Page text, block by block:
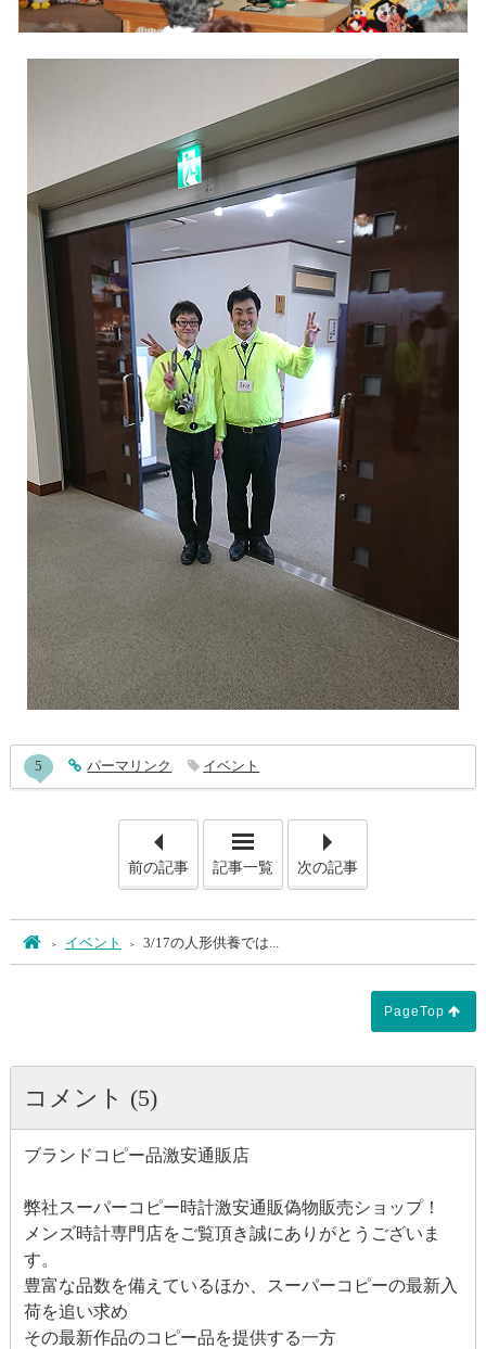
entry794コメント
5 entry794
パーマリンク イベント
前の記事 記事一覧 次の記事
ホームイベント 3/17の人形供養では...
PageTop
コメント (5)
ブランドコピー品激安通販店
弊社スーパーコピー時計激安通販偽物販売ショップ！
メンズ時計専門店をご覧頂き誠にありがとうございま
す。
豊富な品数を備えているほか、スーパーコピーの最新入
荷を追い求め
その最新作品のコピー品を提供する一方